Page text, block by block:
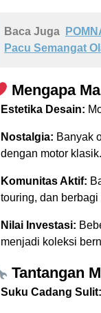
Baca Juga
Pacu Semangat
Mengapa
Estetika Desain:
Nostalgia: Banyak
dengan motor klasik.
Komunitas Aktif:
touring, dan berbagi
Nilai Investasi:
menjadi koleksi
Tantangan
Suku Cadang Sulit: